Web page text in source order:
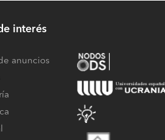
interés
anuncios